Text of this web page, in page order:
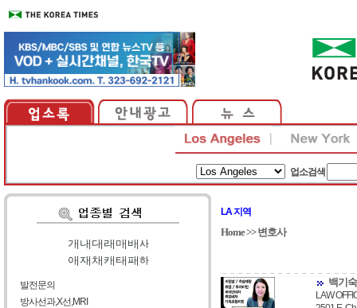
업소검색
가| 나| 다| 라| 마| 바| 사
아| 자| 차| 카| 타| 파| 하
발전문의
방사선과,X선,MRI
LA 지역
Home>>변호사
백기
LAW